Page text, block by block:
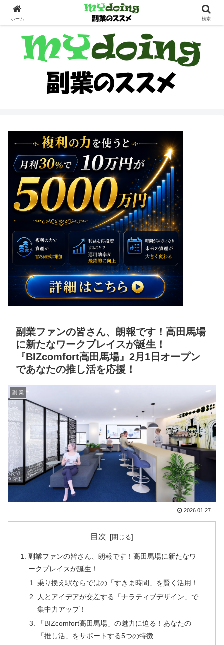
副業界隈
副業ファンの皆さん、朗報です！高田馬場
に新たなワークプレイスが誕生！
『BIZcomfort高田馬場』2月1日オープン
であなたの推し活を応援！
副 業
2026.01.27
目次
副業ファンの皆さん、朗報です！高田馬場に新たなワ
ークプレイスが誕生！
乗り換え駅ならではの「すきま時間」を賢く活用！
人とアイデアが交差する「ナラティブデザイン」で
集中力アップ！
「BIZcomfort高田馬場」の魅力に迫る！あなたの
「推し活」をサポートする5つの特徴
ホーム 検索